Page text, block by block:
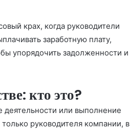
крах, когда руководители
заработную плату,
упорядочить задолженности и
кто это?
или выполнение
руководителя компании, в